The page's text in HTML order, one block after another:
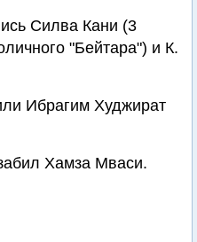
Силва Кани (3
"Бейтара") и К.
Ибрагим Худжират
Хамза Мваси.